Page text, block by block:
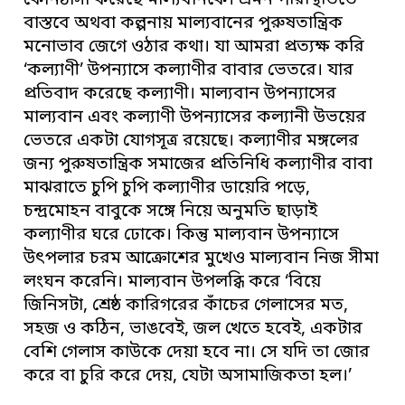
বাস্তবে অথবা কল্পনায় মাল্যবানের পুরুষতান্ত্রিক
মনোভাব জেগে ওঠার কথা। যা আমরা প্রত্যক্ষ করি
‘কল্যাণী’ উপন্যাসে কল্যাণীর বাবার ভেতরে। যার
প্রতিবাদ করেছে কল্যাণী। মাল্যবান উপন্যাসের
মাল্যবান এবং কল্যাণী উপন্যাসের কল্যানী উভয়ের
ভেতরে একটা যোগসূত্র রয়েছে। কল্যাণীর মঙ্গলের
জন্য পুরুষতান্ত্রিক সমাজের প্রতিনিধি কল্যাণীর বাবা
মাঝরাতে চুপি চুপি কল্যাণীর ডায়েরি পড়ে,
চন্দ্রমোহন বাবুকে সঙ্গে নিয়ে অনুমতি ছাড়াই
কল্যাণীর ঘরে ঢোকে। কিন্তু মাল্যবান উপন্যাসে
উৎপলার চরম আক্রোশের মুখেও মাল্যবান নিজ সীমা
লংঘন করেনি। মাল্যবান উপলব্ধি করে ‘বিয়ে
জিনিসটা, শ্রেষ্ঠ কারিগরের কাঁচের গেলাসের মত,
সহজ ও কঠিন, ভাঙবেই, জল খেতে হবেই, একটার
বেশি গেলাস কাউকে দেয়া হবে না। সে যদি তা জোর
করে বা চুরি করে দেয়, যেটা অসামাজিকতা হল।’